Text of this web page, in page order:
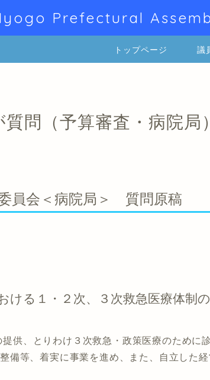
Prefectural
トップページ 議
問（予算審査・病院局）
員会＜病院局＞ 質問原稿
ける１・２次、３次救急医療体制
供、とりわけ３次救急・政策医療のために
備等、着実に事業を進め、また、自立した